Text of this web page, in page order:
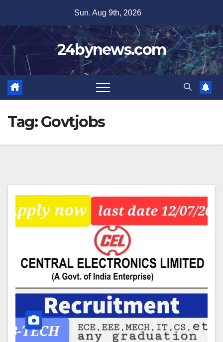
content
Sun. Aug 9th, 2026
24bynews.com
Tag:Govtjobs